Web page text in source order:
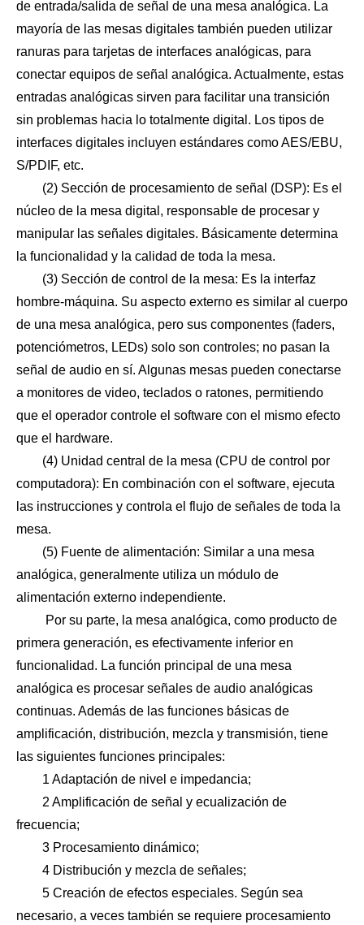
de entrada/salida de señal de una mesa analógica. La
mayoría de las mesas digitales también pueden utilizar
ranuras para tarjetas de interfaces analógicas, para
conectar equipos de señal analógica. Actualmente, estas
entradas analógicas sirven para facilitar una transición
sin problemas hacia lo totalmente digital. Los tipos de
interfaces digitales incluyen estándares como AES/EBU,
S/PDIF, etc.
(2) Sección de procesamiento de señal (DSP): Es el
núcleo de la mesa digital, responsable de procesar y
manipular las señales digitales. Básicamente determina
la funcionalidad y la calidad de toda la mesa.
(3) Sección de control de la mesa: Es la interfaz
hombre-máquina. Su aspecto externo es similar al cuerpo
de una mesa analógica, pero sus componentes (faders,
potenciómetros, LEDs) solo son controles; no pasan la
señal de audio en sí. Algunas mesas pueden conectarse
a monitores de video, teclados o ratones, permitiendo
que el operador controle el software con el mismo efecto
que el hardware.
(4) Unidad central de la mesa (CPU de control por
computadora): En combinación con el software, ejecuta
las instrucciones y controla el flujo de señales de toda la
mesa.
(5) Fuente de alimentación: Similar a una mesa
analógica, generalmente utiliza un módulo de
alimentación externo independiente.
Por su parte, la mesa analógica, como producto de
primera generación, es efectivamente inferior en
funcionalidad. La función principal de una mesa
analógica es procesar señales de audio analógicas
continuas. Además de las funciones básicas de
amplificación, distribución, mezcla y transmisión, tiene
las siguientes funciones principales:
1 Adaptación de nivel e impedancia;
2 Amplificación de señal y ecualización de
frecuencia;
3 Procesamiento dinámico;
4 Distribución y mezcla de señales;
5 Creación de efectos especiales. Según sea
necesario, a veces también se requiere procesamiento